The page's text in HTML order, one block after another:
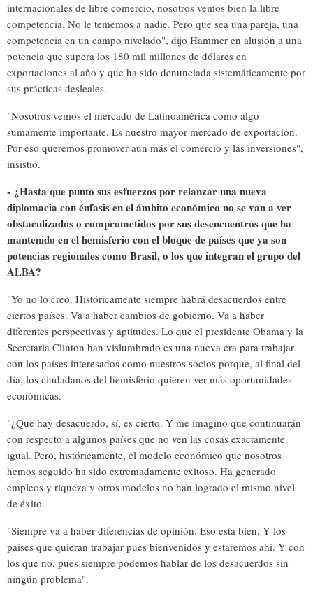
internacionales de libre comercio, nosotros vemos bien la libre
competencia. No le tememos a nadie. Pero que sea una pareja, una
competencia en un campo nivelado", dijo Hammer en alusión a una
potencia que supera los 180 mil millones de dólares en
exportaciones al año y que ha sido denunciada sistemáticamente por
sus prácticas desleales.
"Nosotros vemos el mercado de Latinoamérica como algo
sumamente importante. Es nuestro mayor mercado de exportación.
Por eso queremos promover aún más el comercio y las inversiones",
insistió.
- ¿Hasta que punto sus esfuerzos por relanzar una nueva
diplomacia con énfasis en el ámbito económico no se van a ver
obstaculizados o comprometidos por sus desencuentros que ha
mantenido en el hemisferio con el bloque de países que ya son
potencias regionales como Brasil, o los que integran el grupo del
ALBA?
"Yo no lo creo. Históricamente siempre habrá desacuerdos entre
ciertos países. Va a haber cambios de gobierno. Va a haber
diferentes perspectivas y aptitudes. Lo que el presidente Obama y la
Secretaria Clinton han vislumbrado es una nueva era para trabajar
con los países interesados como nuestros socios porque, al final del
día, los ciudadanos del hemisferio quieren ver más oportunidades
económicas.
"¿Que hay desacuerdo, sí, es cierto. Y me imagino que continuarán
con respecto a algunos países que no ven las cosas exactamente
igual. Pero, históricamente, el modelo económico que nosotros
hemos seguido ha sido extremadamente exitoso. Ha generado
empleos y riqueza y otros modelos no han logrado el mismo nivel
de éxito.
"Siempre va a haber diferencias de opinión. Eso esta bien. Y los
países que quieran trabajar pues bienvenidos y estaremos ahí. Y con
los que no, pues siempre podemos hablar de los desacuerdos sin
ningún problema".